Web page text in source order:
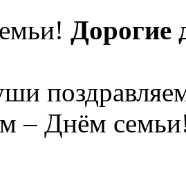
Дорогие
– Днём